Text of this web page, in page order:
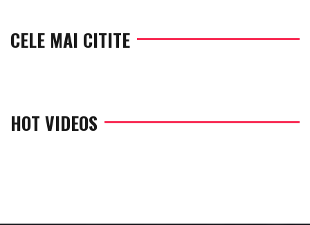
CELE MAI CITITE
HOT VIDEOS